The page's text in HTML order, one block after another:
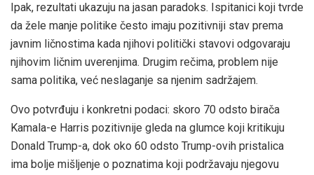
Ipak, rezultati ukazuju na jasan paradoks. Ispitanici koji tvrde
da žele manje politike često imaju pozitivniji stav prema
javnim ličnostima kada njihovi politički stavovi odgovaraju
njihovim ličnim uverenjima. Drugim rečima, problem nije
sama politika, već neslaganje sa njenim sadržajem.
Ovo potvrđuju i konkretni podaci: skoro 70 odsto birača
Kamala-e Harris pozitivnije gleda na glumce koji kritikuju
Donald Trump-a, dok oko 60 odsto Trump-ovih pristalica
ima bolje mišljenje o poznatima koji podržavaju njegovu